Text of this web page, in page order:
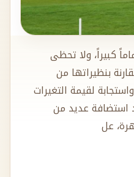
كبيراً، ولا تحظى
بنظيراتها من
لقيمة التغيرات
استضافة عديد من
عل